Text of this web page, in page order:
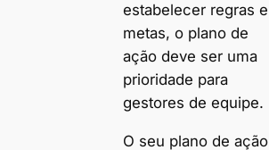
estabelecer regras e
metas, o plano de
ação deve ser uma
prioridade para
gestores de equipe.
O seu plano de ação